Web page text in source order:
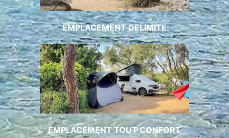
EMPLACEMENT DELIMITE
EMPLACEMENT TOUT CONFORT